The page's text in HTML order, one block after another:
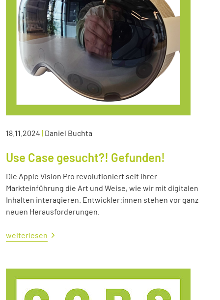
18.11.2024 | Daniel Buchta
Use Case gesucht?! Gefunden!
Die Apple Vision Pro revolutioniert seit ihrer
Markteinführung die Art und Weise, wie wir mit digitalen
Inhalten interagieren. Entwickler:innen stehen vor ganz
neuen Herausforderungen.
weiterlesen